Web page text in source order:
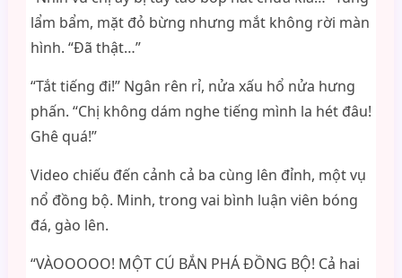
lẩm bẩm, mặt đỏ bừng nhưng mắt không rời màn
hình. “Đã thật…”
“Tắt tiếng đi!” Ngân rên rỉ, nửa xấu hổ nửa hưng
phấn. “Chị không dám nghe tiếng mình la hét đâu!
Ghê quá!”
Video chiếu đến cảnh cả ba cùng lên đỉnh, một vụ
nổ đồng bộ. Minh, trong vai bình luận viên bóng
đá, gào lên.
“VÀOOOOO! MỘT CÚ BẮN PHÁ ĐỒNG BỘ! Cả hai